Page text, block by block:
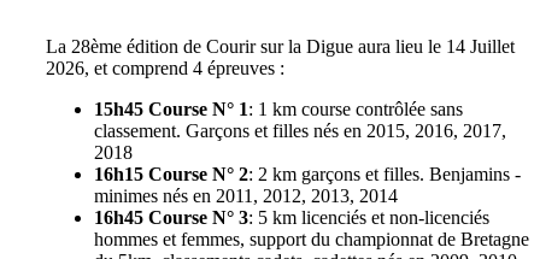
La 28ème édition de Courir sur la Digue aura lieu le 14 Juillet
2026, et comprend 4 épreuves :
15h45 Course N° 1: 1 km course contrôlée sans
classement. Garçons et filles nés en 2015, 2016, 2017,
2018
16h15 Course N° 2: 2 km garçons et filles. Benjamins -
minimes nés en 2011, 2012, 2013, 2014
16h45 Course N° 3: 5 km licenciés et non-licenciés
hommes et femmes, support du championnat de Bretagne